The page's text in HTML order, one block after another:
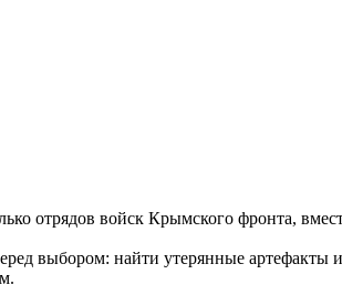
отрядов войск Крымского фронта,
выбором: найти утерянные артефакты